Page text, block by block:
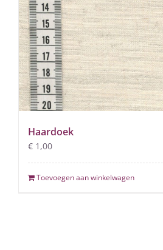
Haardoek
€ 1,00
Toevoegen aan winkelwagen